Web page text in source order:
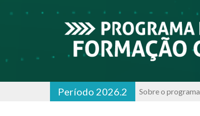
Período 2026.2 Sobre o programa